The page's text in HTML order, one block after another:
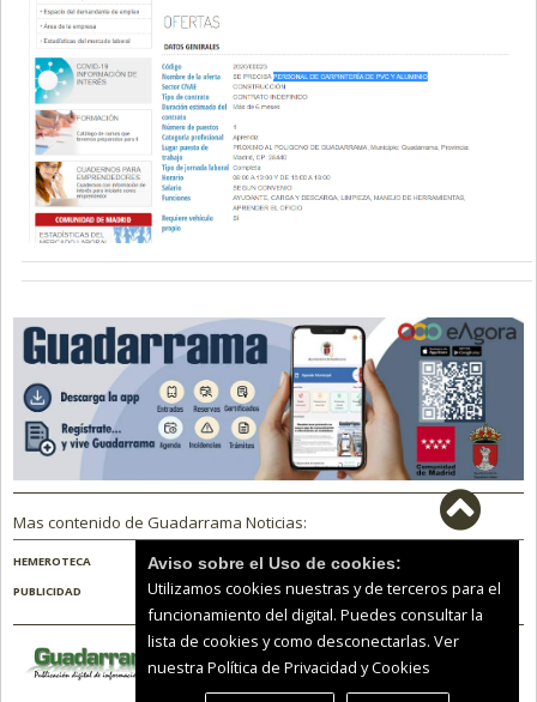
Mas contenido de Guadarrama Noticias:
PUBLICIDAD
Guadarrama Noticias |Términos de uso|
Protección de datos
Aviso sobre el Uso de cookies:
Utilizamos cookies nuestras y de terceros para el
funcionamiento del digital. Puedes consultar la
lista de cookies y como desconectarlas. Ver
nuestra Política de Privacidad y Cookies